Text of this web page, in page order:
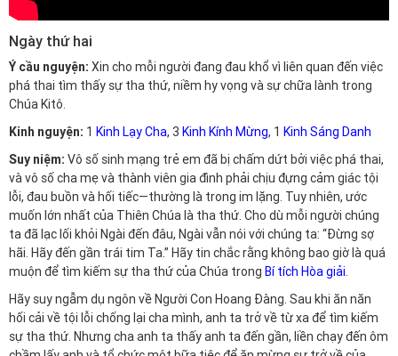
Ngày thứ hai
Ý cầu nguyện: Xin cho mỗi người đang đau khổ vì liên quan đến việc
phá thai tìm thấy sự tha thứ, niềm hy vọng và sự chữa lành trong
Chúa Kitô.
Kinh nguyện: 1 Kinh Lạy Cha, 3 Kinh Kính Mừng, 1 Kinh Sáng Danh
Suy niệm: Vô số sinh mạng trẻ em đã bị chấm dứt bởi việc phá thai,
và vô số cha mẹ và thành viên gia đình phải chịu đựng cảm giác tội
lỗi, đau buồn và hối tiếc—thường là trong im lặng. Tuy nhiên, ước
muốn lớn nhất của Thiên Chúa là tha thứ. Cho dù mỗi người chúng
ta đã lạc lối khỏi Ngài đến đâu, Ngài vẫn nói với chúng ta: “Đừng sợ
hãi. Hãy đến gần trái tim Ta.” Hãy tin chắc rằng không bao giờ là quá
muộn để tìm kiếm sự tha thứ của Chúa trong Bí tích Hòa giải.
Hãy suy ngẫm dụ ngôn về Người Con Hoang Đàng. Sau khi ăn năn
hối cải về tội lỗi chống lại cha mình, anh ta trở về từ xa để tìm kiếm
sự tha thứ. Nhưng cha anh ta thấy anh ta đến gần, liền chạy đến ôm